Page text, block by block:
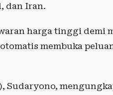
dan Iran.
harga tinggi demi
membuka
Sudaryono,